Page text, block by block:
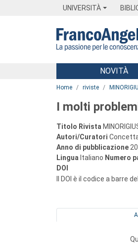
UNIVERSITÀ
Menu
NOVITÀ
Home riviste
I molti
Titolo Rivista
Autori/Curatori
Anno di pubblicazione
Lingua Italiano Numero
DOI
Il DOI è il codice a barre